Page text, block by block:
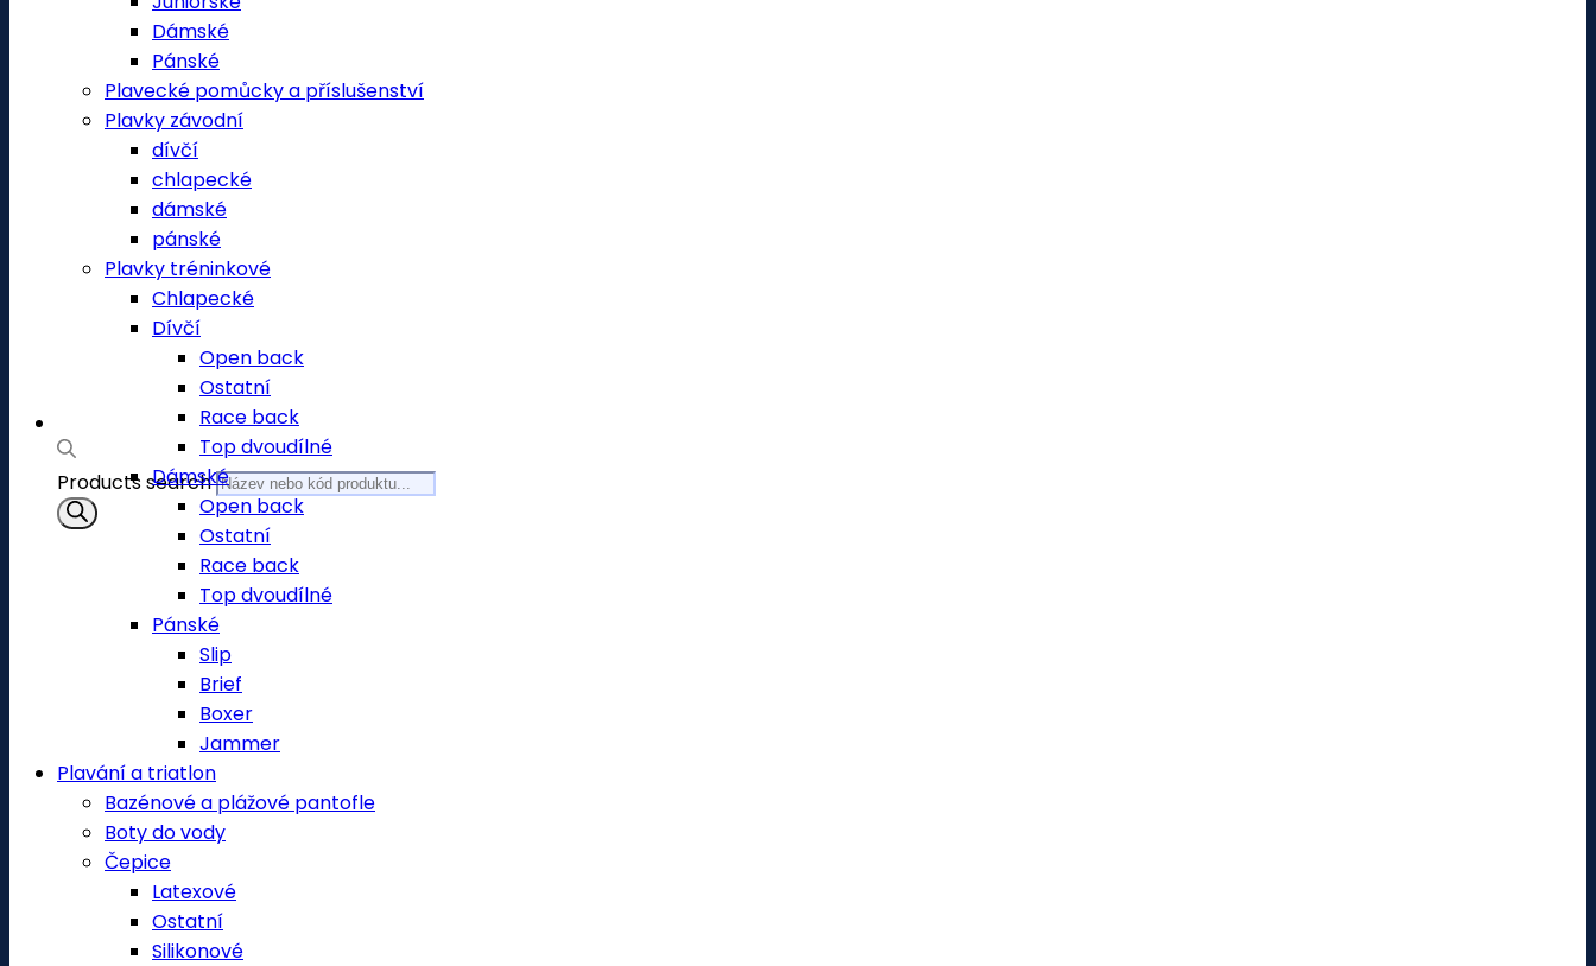
Products search
Dámské
Pánské
Plavecké pomůcky a příslušenství
Plavky závodní
dívčí
chlapecké
dámské
pánské
Plavky tréninkové
Chlapecké
Dívčí
Open back
Ostatní
Race back
Top dvoudílné
Dámské
Open back
Ostatní
Race back
Top dvoudílné
Pánské
Slip
Brief
Boxer
Jammer
Plavání a triatlon
Bazénové a plážové pantofle
Boty do vody
Čepice
Latexové
Ostatní
Silikonové